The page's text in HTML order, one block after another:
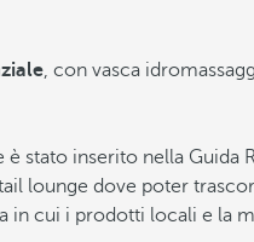
, con vasca
stato inserito nella Guida
lounge dove poter
in cui i prodotti locali e la